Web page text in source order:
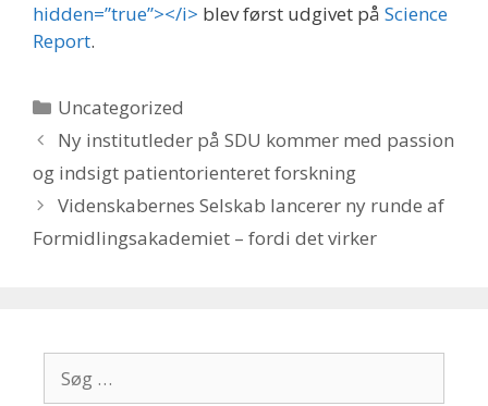
hidden=”true”></i> blev først udgivet på Science
Report.
Kategorier
Uncategorized
Ny institutleder på SDU kommer med passion
og indsigt patientorienteret forskning
Videnskabernes Selskab lancerer ny runde af
Formidlingsakademiet – fordi det virker
efter: